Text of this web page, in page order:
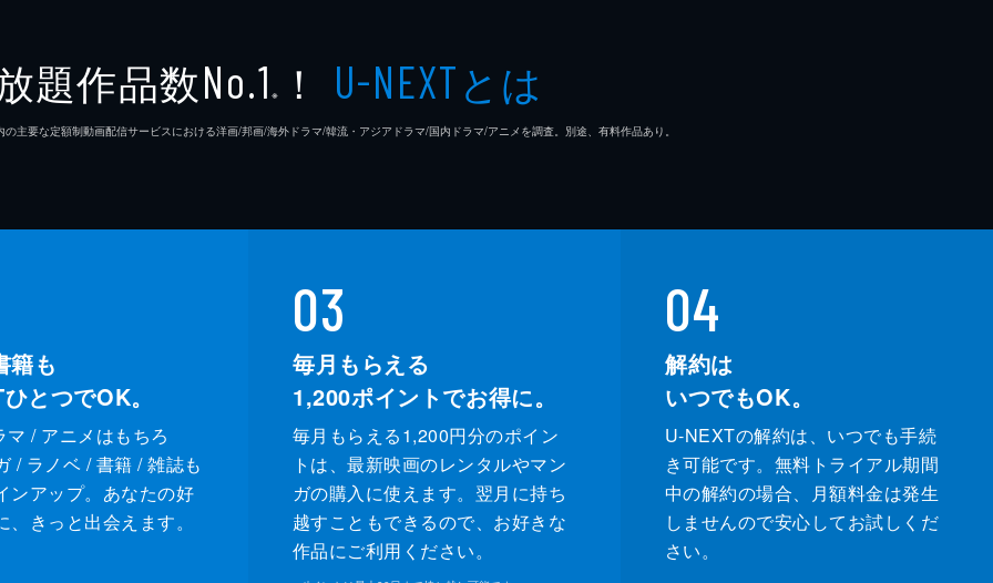
題作品数No.1 ※ ！ U-NEXTとは
主要な定額制動画配信サービスにおける洋画/邦画/海外ドラマ/韓流・アジアドラマ/国内ドラマ/アニメを調査。別途、有料作品あり。
籍も
とつでOK。
マ / アニメはもちろ
/ ラノベ / 書籍 / 雑誌も
ンアップ。あなたの好
、きっと出会えます。
03
毎月もらえる
1,200ポイントでお得に。
毎月もらえる1,200円分のポイン
トは、最新映画のレンタルやマン
ガの購入に使えます。翌月に持ち
越すこともできるので、お好きな
作品にご利用ください。
04
解約は
いつでもOK。
U-NEXTの解約は、いつでも手続
き可能です。無料トライアル期間
中の解約の場合、月額料金は発生
しませんので安心してお試しくだ
さい。